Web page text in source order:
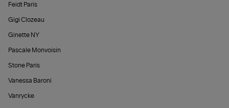
Feidt Paris
Gigi Clozeau
Ginette NY
Pascale Monvoisin
Stone Paris
Vanessa Baroni
Vanrycke